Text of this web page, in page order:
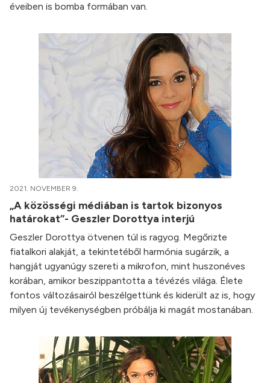
éveiben is bomba formában van.
2021. NOVEMBER 9.
„A közösségi médiában is tartok bizonyos
határokat”- Geszler Dorottya interjú
Geszler Dorottya ötvenen túl is ragyog. Megőrizte
fiatalkori alakját, a tekintetéből harmónia sugárzik, a
hangját ugyanúgy szereti a mikrofon, mint huszonéves
korában, amikor beszippantotta a tévézés világa. Élete
fontos változásairól beszélgettünk és kiderült az is, hogy
milyen új tevékenységben próbálja ki magát mostanában.